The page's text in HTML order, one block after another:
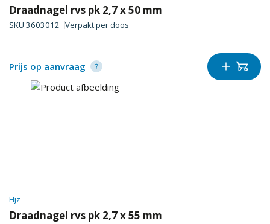
Draadnagel rvs pk 2,7 x 50 mm
SKU 3603012 Verpakt perdoos
Prijs op aanvraag
Hjz
Draadnagel rvs pk 2,7 x 55 mm